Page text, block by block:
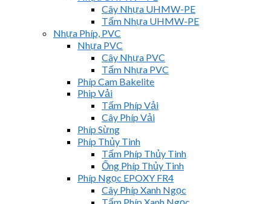
Cây Nhựa UHMW-PE
Tấm Nhựa UHMW-PE
Nhựa Phíp, PVC
Nhựa PVC
Cây Nhựa PVC
Tấm Nhựa PVC
Phíp Cam Bakelite
Phip Vải
Tấm Phíp Vải
Cây Phíp Vải
Phíp Sừng
Phíp Thủy Tinh
Tấm Phíp Thủy Tinh
Ống Phíp Thủy Tinh
Phíp Ngọc EPOXY FR4
Cây Phíp Xanh Ngọc